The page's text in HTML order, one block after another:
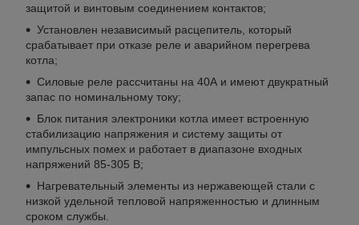
защитой и винтовым соединением контактов;
Установлен независимый расцепитель, который
срабатывает при отказе реле и аварийном перегрева
котла;
Силовые реле рассчитаны на 40А и имеют двукратный
запас по номинальному току;
Блок питания электроники котла имеет встроенную
стабилизацию напряжения и систему защиты от
импульсных помех и работает в диапазоне входных
напряжений 85-305 В;
Нагревательный элементы из нержавеющей стали с
низкой удельной тепловой напряженностью и длинным
сроком службы.